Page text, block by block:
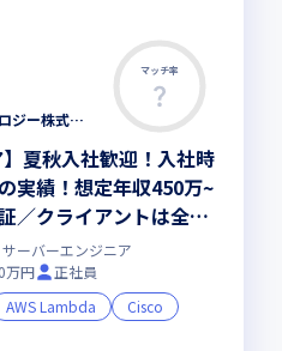
マッチ率
アベールクラウドテクノロジー株式会社
】夏秋入社歓迎！入社時
実績！想定年収450万~
／クライアントは全業
リモート・平均残業1
資格支援制度も♪
ーバーエンジニア
万円
正社員
AWS Lambda
Cisco